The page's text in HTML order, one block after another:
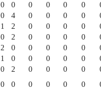
0 0 0 0 0 0
0 4 0 0 0 0
1 2 0 0 0 0
0 2 0 0 0 0
2 0 0 0 0 0
1 0 0 0 0 0
0 2 0 0 0 0
0 0 0 0 0 0